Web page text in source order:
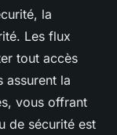
la
Les flux
tout accès
assurent la
vous offrant
de sécurité est